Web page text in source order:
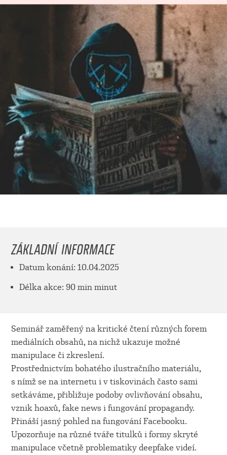
ZÁKLADNÍ INFORMACE
Datum konání: 10.04.2025
Délka akce: 90 min minut
Seminář zaměřený na kritické čtení různých forem
mediálních obsahů, na nichž ukazuje možné
manipulace či zkreslení.
Prostřednictvím bohatého ilustračního materiálu,
s nímž se na internetu i v tiskovinách často sami
setkáváme, přibližuje podoby ovlivňování obsahu,
vznik hoaxů, fake news i fungování propagandy.
Přináší jasný pohled na fungování Facebooku.
Upozorňuje na různé tváře titulků i formy skryté
manipulace včetně problematiky deepfake videí.